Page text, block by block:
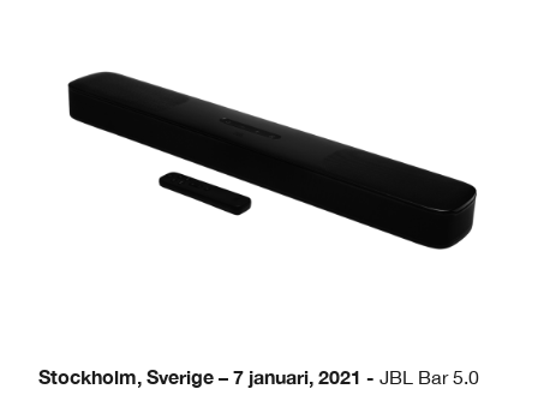
Stockholm, Sverige – 7 januari, 2021 - JBL Bar 5.0